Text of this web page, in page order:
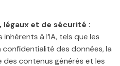
légaux et de sécurité :
à l’IA, tels que les
confidentialité des données, la
contenus générés et les